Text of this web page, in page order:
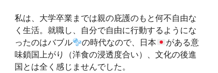
私は、大学卒業までは親の庇護のもと何不自由な
く生活。就職し、自分で自由に行動するようにな
ったのはバブル
の時代なので、日本
がある意
味鎖国上がり（洋食の浸透度合い）、文化の後進
国とは全く感じませんでした。